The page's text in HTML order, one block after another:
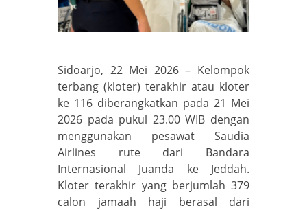
Sidoarjo, 22 Mei 2026 – Kelompok
terbang (kloter) terakhir atau kloter
ke 116 diberangkatkan pada 21 Mei
2026 pada pukul 23.00 WIB dengan
menggunakan pesawat Saudia
Airlines rute dari Bandara
Internasional Juanda ke Jeddah.
Kloter terakhir yang berjumlah 379
calon jamaah haji berasal dari